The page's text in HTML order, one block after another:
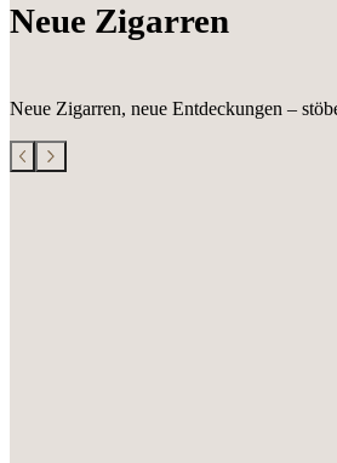
Neue Zigarren
Neue Zigarren, neue Entdeckungen –